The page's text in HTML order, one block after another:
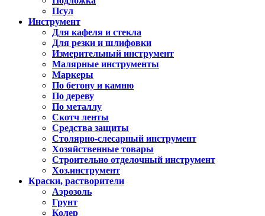
Псул
Инструмент
Для кафеля и стекла
Для резки и шлифовки
Измерительный инструмент
Малярные инструменты
Маркеры
По бетону и камню
По дереву
По металлу
Скотч ленты
Средства защиты
Столярно-слесарный инструмент
Хозяйственные товары
Строительно отделочный инструмент
Хоз.инструмент
Краски, растворители
Аэрозоль
Грунт
Колер